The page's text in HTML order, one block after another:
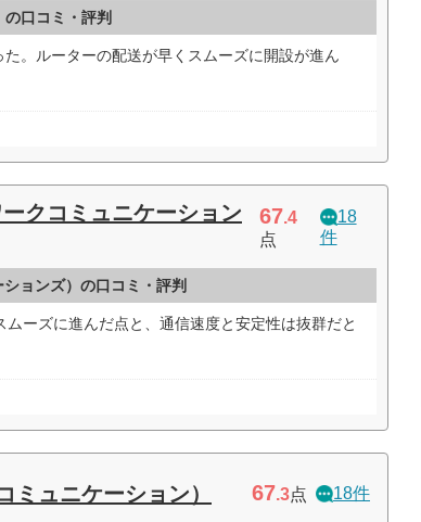
口コミ・評判
。ルーターの配送が早くスムーズに開設が進ん
クコミュニケーション
67.4
点
18
件
ョンズ）の口コミ・評判
ーズに進んだ点と、通信速度と安定性は抜群だと
ミュニケーション） 67.3点 18件